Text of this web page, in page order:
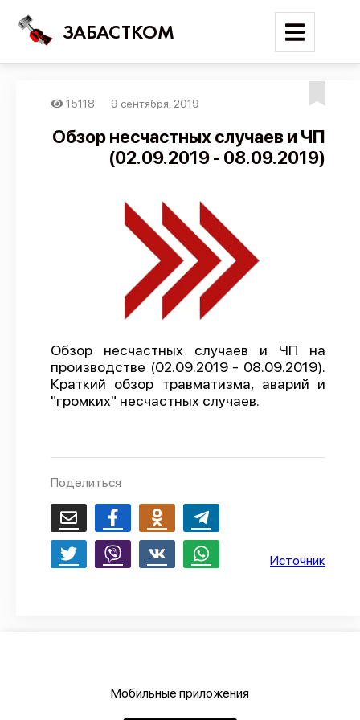
ЗАБАСТКОМ
Поиск
Карта событий
Трудовые конфликты
Отчеты
Предложить публикацию
API
О проекте
Политика конфиденциальности
15118 9 сентября, 2019
Обзор несчастных случаев и ЧП
(02.09.2019 - 08.09.2019)
Обзор несчастных случаев и ЧП на
производстве (02.09.2019 - 08.09.2019).
Краткий обзор травматизма, аварий и
"громких" несчастных случаев.
Поделиться
Источник
Мобильные приложения